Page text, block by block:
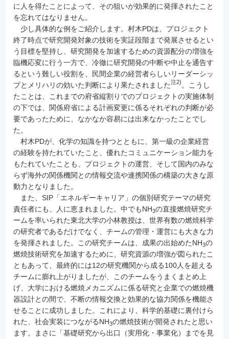
に人を得たことによって、その狙いが効果的に発揮されたこと
を忘れてはなりません。
少し具体的な例をご紹介します。村木PDは、プロジェクト
終了時点で研究開発対象の技術を実証段階まで発展させるとい
う目標を堅持し、研究開発を加速するための資源配分の増強を
臨機応変に行う一方で、冷徹に研究開発の中断や中止を通告す
るという難しい役割を、民間企業の経営者らしいリーダーシッ
プとメリハリの効いた判断により果たされました注2)。こうし
たことは、これまでの府省縦割りでのプロジェクトの実施体制
の下では、関係府省による計画変更に係るそれぞれの判断が必
要であったために、なかなか容易には出来なかったことでし
た。
村木PDが、化学の知識を持つとともに、第一級の企業経営
の経験を持たれていたこと、優れたコミュニケーション能力を
もたれていたことも、プロジェクトの運営、そして国内のみな
らず海外の関係機関との情報交流や連携関係の構築の大きな原
動力となりました。
また、SIP「エネルギーキャリア」の個別研究テーマの研究
責任者にも、人に恵まれました。中でもNH3の直接燃焼研究チ
ームを率いられた東北大学の小林教授は、世界有数の燃焼科学
の研究者であるだけでなく、チームの管理・運営にも大きな力
を発揮されました。この研究チームは、成果の出始めたNH3の
燃焼技術研究を加速するために、研究資源の増強が図られたこ
ともあって、最終的には12の研究機関から成る100人を超える
チームに膨れ上がりましたが、このチームをうまくまとめ上
げ、大学における燃焼メカニズムに係る研究と企業での燃焼機
器設計との間で、不断の情報交換と効果的な協力関係を機能さ
せることに成功しました。これにより、科学的基礎に裏付けら
れた、社会実装につながるNH3の燃焼技術が開発されたと思い
ます。まさに「基礎研究から出口（実用化・事業化）までを見